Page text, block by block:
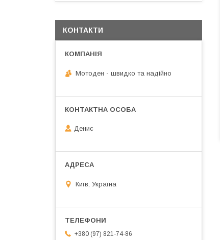
КОНТАКТИ
Мотоден - швидко та надійно
Денис
Київ, Україна
+380 (97) 821-74-86